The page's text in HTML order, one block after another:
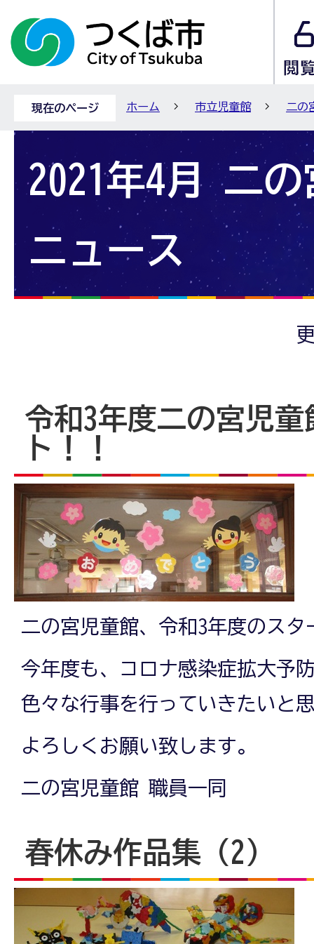
現在のページ ホーム 市立児童館 二の
2021年4月 二
ニュース
令和3年度二の宮児童
ト！！
二の宮児童館、令和3年度のスタ
今年度も、コロナ感染症拡大予
色々な行事を行っていきたいと
よろしくお願い致します。
二の宮児童館 職員一同
春休み作品集（2）